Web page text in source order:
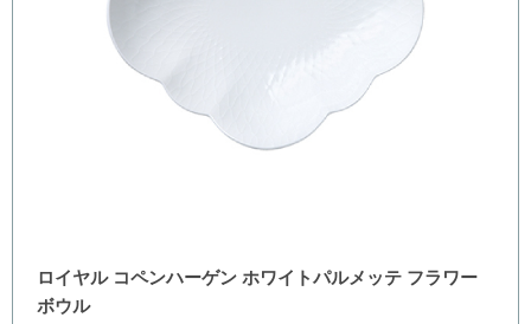
ロイヤル コペンハーゲン ホワイトパルメッテ フラワー
ボウル